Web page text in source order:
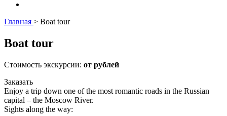
Главная > Boat tour
Boat tour
Стоимость экскурсии: от рублей
Заказать
Enjoy a trip down one of the most romantic roads in the Russian
capital – the Moscow River.
Sights along the way: